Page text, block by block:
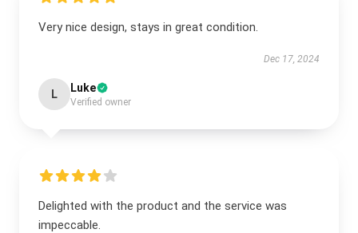
Very nice design, stays in great condition.
Dec 17, 2024
L Luke
Verified owner
Delighted with the product and the service was
impeccable.